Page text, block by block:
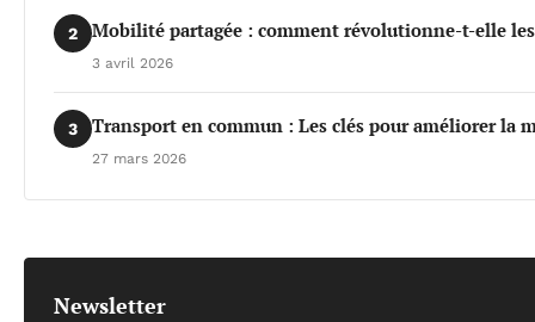
2 Mobilité partagée : comment révolutionne-t-elle
3 avril 2026
3 Transport en commun : Les clés pour améliorer la
27 mars 2026
Newsletter